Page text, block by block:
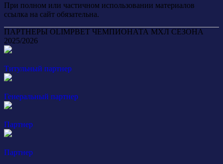
При полном или частичном использовании материалов
ссылка на сайт обязательна.
ПАРТНЕРЫ OLIMPBET ЧЕМПИОНАТА МХЛ СЕЗОНА
2025/2026
Титульный партнер
Генеральный партнер
Партнер
Партнер